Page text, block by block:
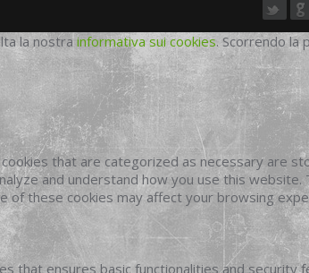
la nostra informativa sui cookies. Scorrendo la
that are categorized as necessary are
and understand how you use this website.
these cookies may affect your browsing
that ensures basic functionalities and security